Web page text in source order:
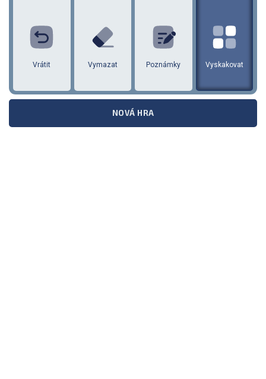
vrátit Vymazat Poznámky Vyskakovat
NOVÁ HRA